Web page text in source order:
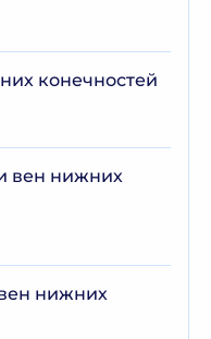
конечностей
вен нижних
нижних